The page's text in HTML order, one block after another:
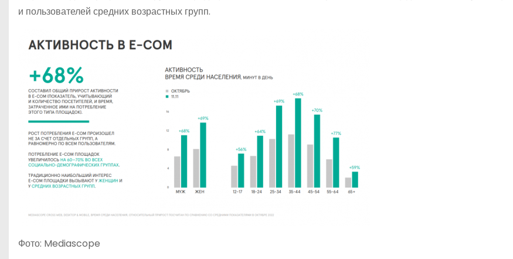
и пользователей средних возрастных групп.
Фото: Mediascope